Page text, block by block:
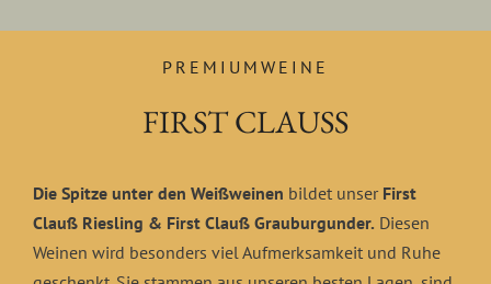
PREMIUMWEINE
FIRST CLAUSS
Die Spitze unter den Weißweinen bildet unser First
Clauß Riesling & First Clauß Grauburgunder. Diesen
Weinen wird besonders viel Aufmerksamkeit und Ruhe